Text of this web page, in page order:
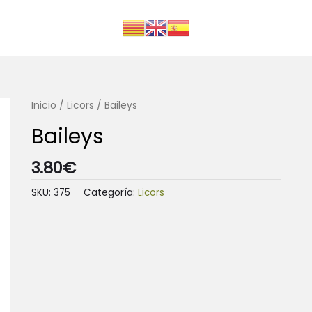
Inicio / Licors / Baileys
Baileys
3.80€
SKU: 375 Categoría: Licors